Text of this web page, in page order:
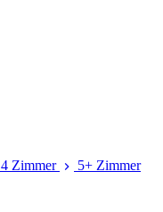
4 Zimmer 5+ Zimmer